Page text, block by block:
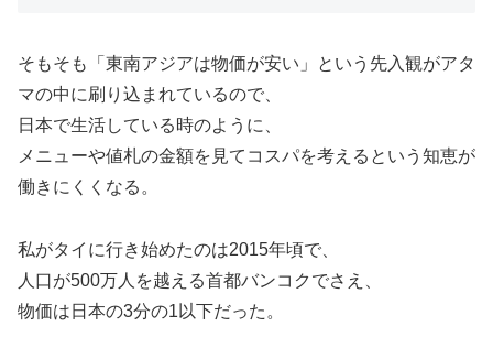
そもそも「東南アジアは物価が安い」という先入観がアタ
マの中に刷り込まれているので、
日本で生活している時のように、
メニューや値札の金額を見てコスパを考えるという知恵が
働きにくくなる。
私がタイに行き始めたのは2015年頃で、
人口が500万人を越える首都バンコクでさえ、
物価は日本の3分の1以下だった。